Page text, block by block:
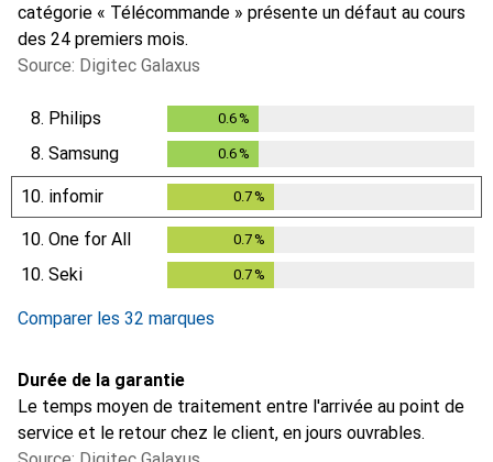
catégorie « Télécommande » présente un défaut au cours
des 24 premiers mois.
Source: Digitec Galaxus
8. Philips 0.6 %
8. Samsung 0.6 %
10. infomir 0.7 %
10. One for All 0.7 %
10. Seki 0.7 %
Comparer les 32 marques
Durée de la garantie
Le temps moyen de traitement entre l'arrivée au point de
service et le retour chez le client, en jours ouvrables.